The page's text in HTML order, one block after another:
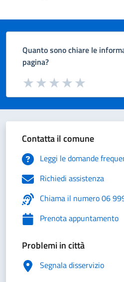
Quanto sono chiare le
pagina?
Valuta da 1 a 5 stelle la pagina
Valuta 5
Valuta 4 stelle su
Valuta 3 stelle su 5
Valuta 2 stelle su 5
Valuta 1 stelle su 5
Contatta il comune
Leggi le domande
Richiedi assistenza
Chiama il numero 06
Prenota appuntamento
Problemi in città
Segnala disservizio